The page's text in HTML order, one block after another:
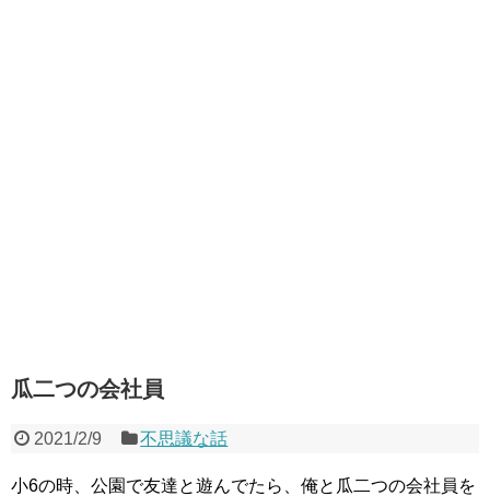
瓜二つの会社員
2021/2/9 不思議な話
小6の時、公園で友達と遊んでたら、俺と瓜二つの会社員を